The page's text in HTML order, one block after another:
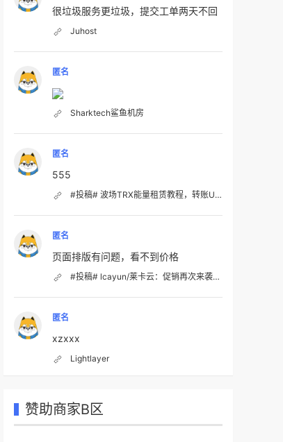
很垃圾服务更垃圾，提交工单两天不回
Juhost
匿名
Sharktech鲨鱼机房
匿名
555
#投稿# 波场TRX能量租赁教程，转账USDT手续费降低80%
匿名
页面排版有问题，看不到价格
#投稿# lcayun/莱卡云：促销再次来袭仅需19.99元/月起，香港CN2、韩国CN2、日本优化、美国优化；国内VPS不限流量
匿名
xzxxx
Lightlayer
赞助商家B区